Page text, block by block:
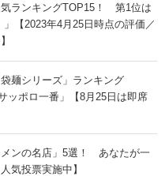
気ランキングTOP15！ 第1位は
」【2023年4月25日時点の評価／
麺シリーズ」ランキング
ポロ一番」【8月25日は即席
メンの名店」5選！ あなたが一
気投票実施中】